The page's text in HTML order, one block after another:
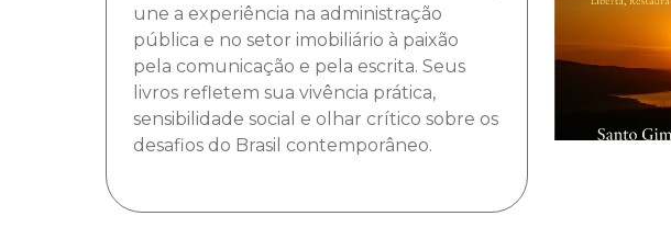
une a experiência na administração
pública e no setor imobiliário à paixão
pela comunicação e pela escrita. Seus
livros refletem sua vivência prática,
sensibilidade social e olhar crítico sobre os
desafios do Brasil contemporâneo.